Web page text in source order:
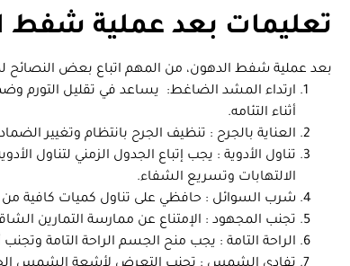
تعليمات بعد عملية شفط
بعد عملية شفط الدهون، من المهم اتباع بعض النصائح
ارتداء المشد الضاغط: يساعد في تقليل التورم
أثناء التئامه.
العناية بالجرح : تنظيف الجرح بانتظام وتغيير
تناول الأدوية : يجب إتباع الجدول الزمني لتناول
الالتهابات وتسريع الشفاء.
شرب السوائل : حافظي على تناول كميات كافية من
تجنب المجهود : الإمتناع عن ممارسة التمارين
الراحة التامة : يجب منح الجسم الراحة التامة